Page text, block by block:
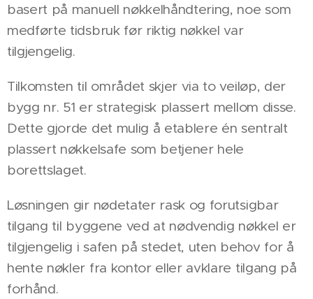
basert på manuell nøkkelhåndtering, noe som
medførte tidsbruk før riktig nøkkel var
tilgjengelig.
Tilkomsten til området skjer via to veiløp, der
bygg nr. 51 er strategisk plassert mellom disse.
Dette gjorde det mulig å etablere én sentralt
plassert nøkkelsafe som betjener hele
borettslaget.
Løsningen gir nødetater rask og forutsigbar
tilgang til byggene ved at nødvendig nøkkel er
tilgjengelig i safen på stedet, uten behov for å
hente nøkler fra kontor eller avklare tilgang på
forhånd.